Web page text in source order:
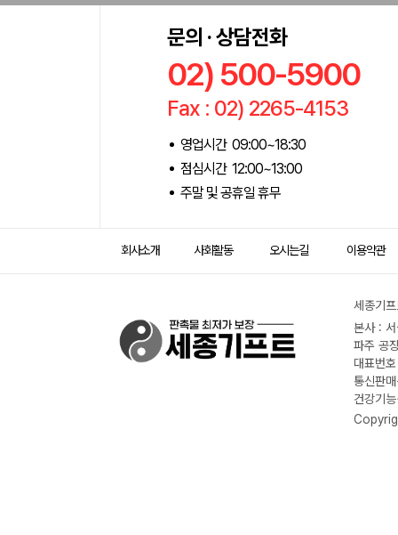
문의 · 상담전화
02) 500-5900
Fax : 02) 2265-4153
영업시간 09:00~18:30
점심시간 12:00~13:00
주말 및 공휴일 휴무
회사소개 사회활동 오시는길 이용약관
세종기
본사 :
파주 공
대표번
통신판
건강기